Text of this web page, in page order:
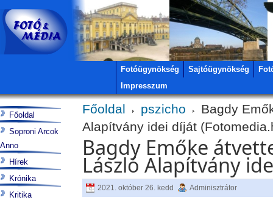
Fotóügynökség Sajtóügynökség
Impresszum
Főoldal pszicho
Bagdy
Alapítvány idei díját
Bagdy Emőke
László Alapítvány
2021. október 26. kedd Adminisztrátor
Főoldal
Soproni Arcok
Anno
Hírek
Krónika
Kritika